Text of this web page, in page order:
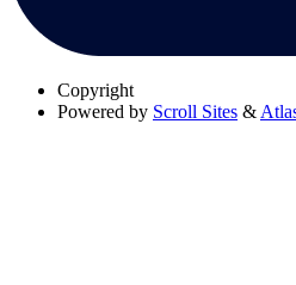
Copyright
Powered by Scroll Sites &